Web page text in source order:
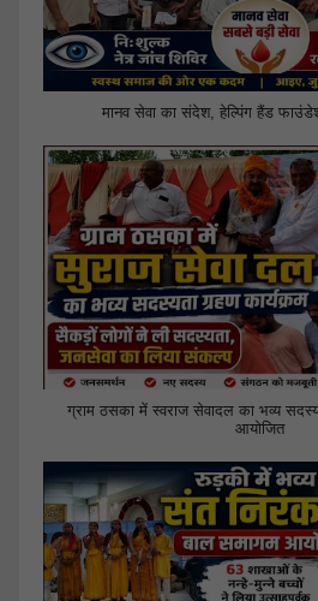
मानव सेवा का संदेश, हेल्पिंग हैंड
ग्राम ठसका में स्वराज सेवादल का भव्य
आयोजित